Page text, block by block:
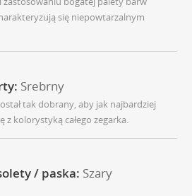
się niepowtarzalnym
Srebrny
tak dobrany, aby jak najbardziej
z kolorystyką całego zegarka.
/ paska: Szary